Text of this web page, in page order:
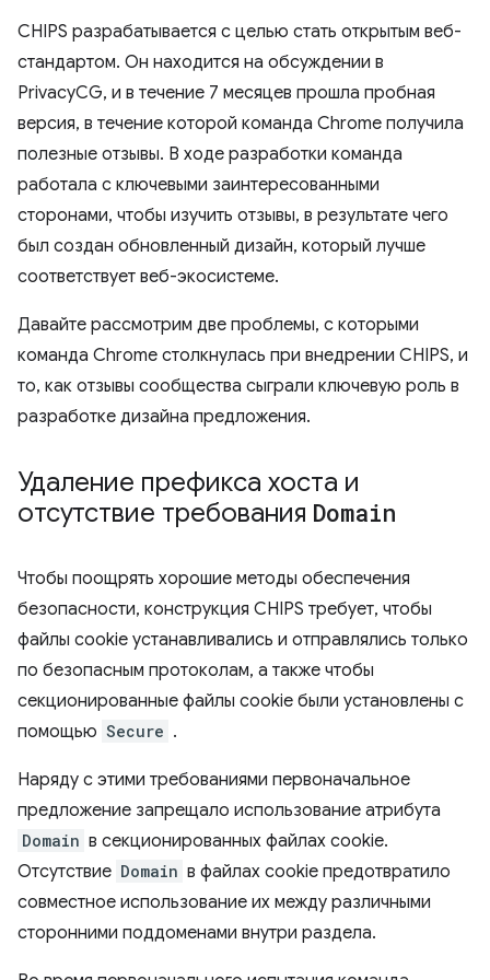
CHIPS разрабатывается с целью стать открытым веб-
стандартом. Он находится на обсуждении в
PrivacyCG, и в течение 7 месяцев прошла пробная
версия, в течение которой команда Chrome получила
полезные отзывы. В ходе разработки команда
работала с ключевыми заинтересованными
сторонами, чтобы изучить отзывы, в результате чего
был создан обновленный дизайн, который лучше
соответствует веб-экосистеме.
Давайте рассмотрим две проблемы, с которыми
команда Chrome столкнулась при внедрении CHIPS, и
то, как отзывы сообщества сыграли ключевую роль в
разработке дизайна предложения.
Удаление префикса хоста и
отсутствие требования Domain
Чтобы поощрять хорошие методы обеспечения
безопасности, конструкция CHIPS требует, чтобы
файлы cookie устанавливались и отправлялись только
по безопасным протоколам, а также чтобы
секционированные файлы cookie были установлены с
помощью Secure .
Наряду с этими требованиями первоначальное
предложение запрещало использование атрибута
Domain в секционированных файлах cookie.
Отсутствие Domain в файлах cookie предотвратило
совместное использование их между различными
сторонними поддоменами внутри раздела.